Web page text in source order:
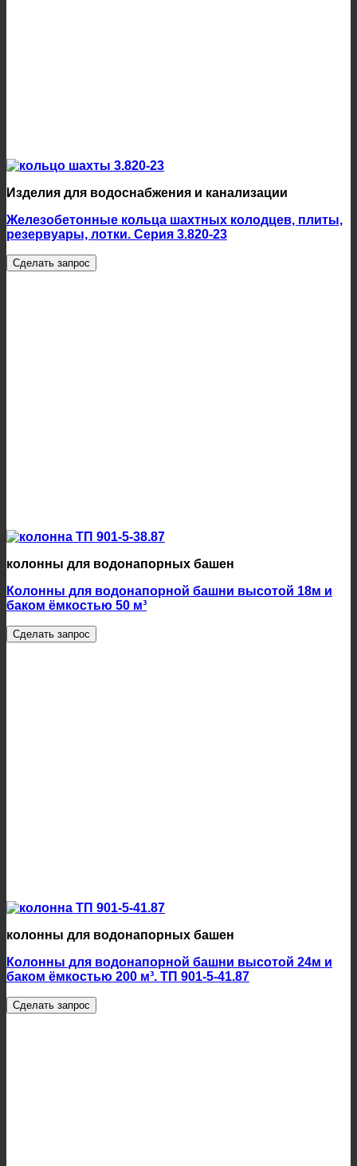
Изделия для водоснабжения и канализации
Железобетонные кольца шахтных колодцев, плиты,
резервуары, лотки. Серия 3.820-23
Сделать запрос
колонны для водонапорных башен
Колонны для водонапорной башни высотой 18м и
баком ёмкостью 50 м³
Сделать запрос
колонны для водонапорных башен
Колонны для водонапорной башни высотой 24м и
баком ёмкостью 200 м³. ТП 901-5-41.87
Сделать запрос